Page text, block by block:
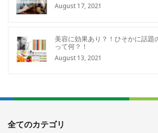
August 17, 2021
美容に効果あり？！ひそかに話題
って何？！
August 13, 2021
全てのカテゴリ